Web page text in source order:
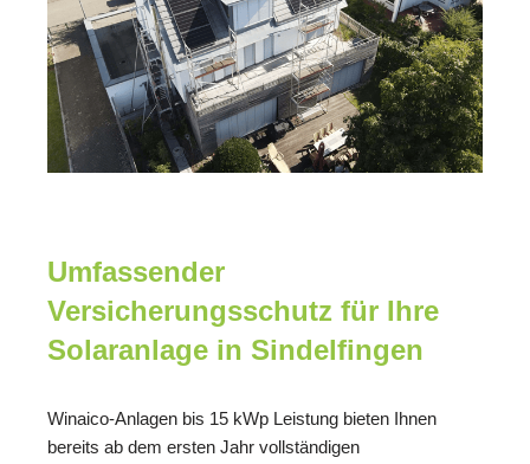
Umfassender
Versicherungsschutz für Ihre
Solaranlage in Sindelfingen
Winaico-Anlagen bis 15 kWp Leistung bieten Ihnen
bereits ab dem ersten Jahr vollständigen